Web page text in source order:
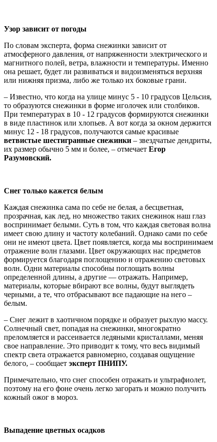
Узор зависит от погоды
По словам эксперта, форма снежинки зависит от
атмосферного давления, от напряженности электрического и
магнитного полей, ветра, влажности и температуры. Именно
она решает, будет ли развиваться и видоизменяться верхняя
или нижняя призма, либо же только их боковые грани.
– Известно, что когда на улице минус 5 - 10 градусов Цельсия,
то образуются снежинки в форме иголочек или столбиков.
При температурах в 10 - 12 градусов формируются снежинки
в виде пластинок или хлопьев. А вот когда за окном держится
минус 12 - 18 градусов, получаются самые красивые
ветвистые шестигранные снежинки – звездчатые дендриты,
их размер обычно 5 мм и более, – отмечает Егор
Разумовский.
Снег только кажется белым
Каждая снежинка сама по себе не белая, а бесцветная,
прозрачная, как лед, но множество таких снежинок наш глаз
воспринимает белыми. Суть в том, что каждая световая волна
имеет свою длину и частоту колебаний. Однако сами по себе
они не имеют цвета. Цвет появляется, когда мы воспринимаем
отражение волн глазами. Цвет окружающих нас предметов
формируется благодаря поглощению и отражению световых
волн. Одни материалы способны поглощать волны
определенной длины, а другие — отражать. Например,
материалы, которые вбирают все волны, будут выглядеть
черными, а те, что отбрасывают все падающие на него –
белым.
– Снег лежит в хаотичном порядке и образует рыхлую массу.
Солнечный свет, попадая на снежинки, многократно
преломляется и рассеивается ледяными кристаллами, меняя
свое направление. Это приводит к тому, что весь видимый
спектр света отражается равномерно, создавая ощущение
белого, – сообщает эксперт ПНИПУ.
Примечательно, что снег способен отражать и ультрафиолет,
поэтому на его фоне очень легко загорать и можно получить
кожный ожог в мороз.
Выпадение цветных осадков